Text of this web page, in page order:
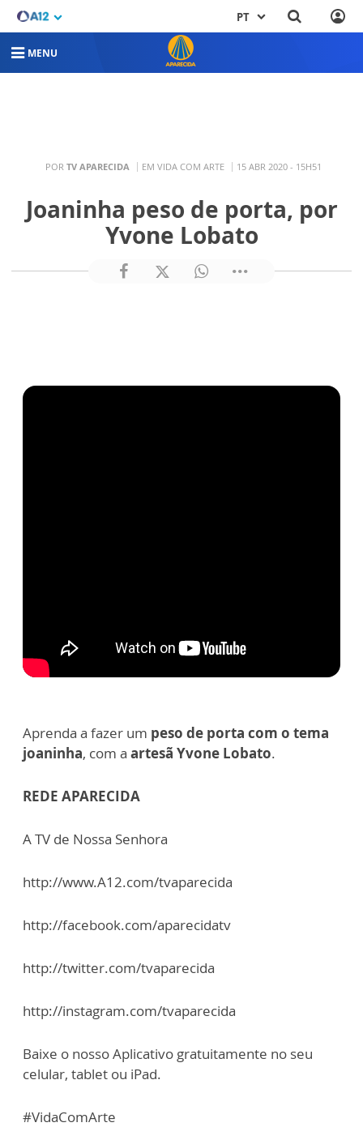
PT
MENU
POR TV APARECIDA EM VIDA COM ARTE 15 ABR 2020 - 15H51
Joaninha peso de porta, por
Yvone Lobato
Aprenda a fazer um peso de porta com o tema
joaninha, com a artesã Yvone Lobato.
REDE APARECIDA
A TV de Nossa Senhora
http://www.A12.com/tvaparecida
http://facebook.com/aparecidatv
http://twitter.com/tvaparecida
http://instagram.com/tvaparecida
Baixe o nosso Aplicativo gratuitamente no seu
celular, tablet ou iPad.
#VidaComArte